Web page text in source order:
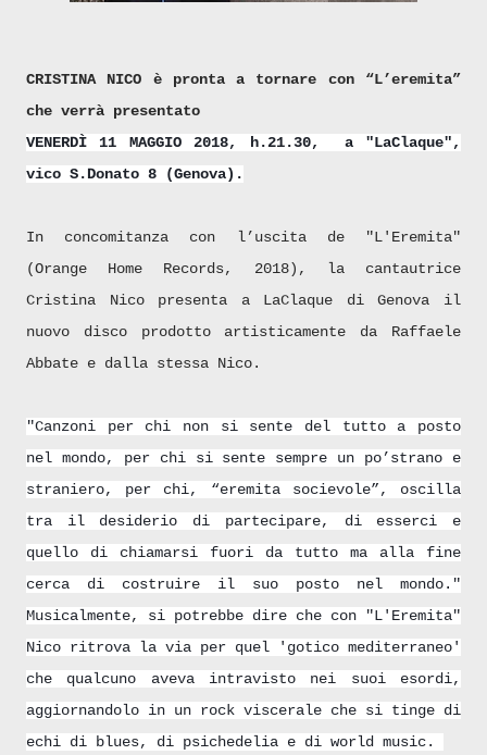
CRISTINA NICO è pronta a tornare con “L’eremita”
che verrà presentato
VENERDÌ 11 MAGGIO 2018, h.21.30, a "LaClaque",
vico S.Donato 8 (Genova).
In concomitanza con l’uscita de "L'Eremita"
(Orange Home Records, 2018), la cantautrice
Cristina Nico presenta a LaClaque di Genova il
nuovo disco prodotto artisticamente da Raffaele
Abbate e dalla stessa Nico.
"Canzoni per chi non si sente del tutto a posto
nel mondo, per chi si sente sempre un po’strano e
straniero, per chi, “eremita socievole”, oscilla
tra il desiderio di partecipare, di esserci e
quello di chiamarsi fuori da tutto ma alla fine
cerca di costruire il suo posto nel mondo."
Musicalmente, si potrebbe dire che con "L'Eremita"
Nico ritrova la via per quel 'gotico mediterraneo'
che qualcuno aveva intravisto nei suoi esordi,
aggiornandolo in un rock viscerale che si tinge di
echi di blues, di psichedelia e di world music.